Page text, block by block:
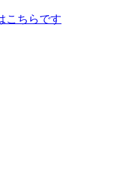
こちらです